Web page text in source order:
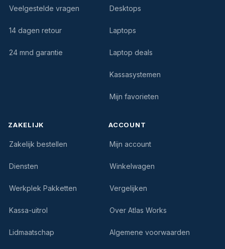
Veelgestelde vragen
14 dagen retour
24 mnd garantie
Desktops
Laptops
Laptop deals
Kassasystemen
Mijn favorieten
ZAKELIJK
Zakelijk bestellen
Diensten
Werkplek Pakketten
Kassa-uitrol
Lidmaatschap
ACCOUNT
Mijn account
Winkelwagen
Vergelijken
Over Atlas Works
Algemene voorwaarden